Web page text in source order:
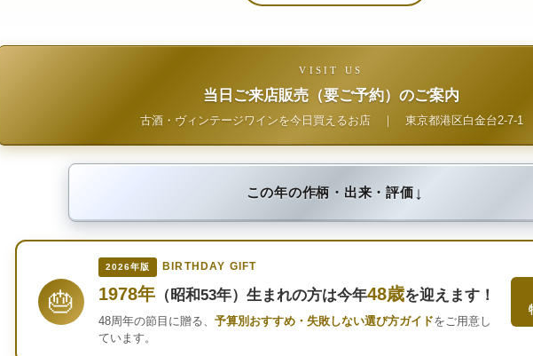
VISIT US
当日ご来店販売（要ご予約）のご案内
古酒・ヴィンテージワインを今日買えるお店｜ 東京都港区白金台2-7-1
この年の作柄・出来・評価↓
🎂
2026年版 BIRTHDAY GIFT
1978年 （昭和53年）生まれの方は今年48歳を迎えます！
48周年の節目に贈る、 予算別おすすめ・失敗しない選び方ガイドをご用意し
ています。